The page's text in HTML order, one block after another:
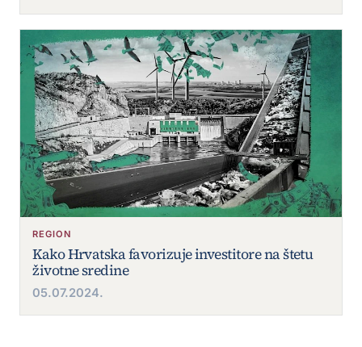
REGION
Kako Hrvatska favorizuje investitore na štetu
životne sredine
05.07.2024.